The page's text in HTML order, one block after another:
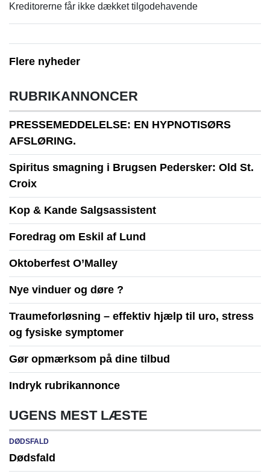
Kreditorerne får ikke dækket tilgodehavende
Flere nyheder
RUBRIKANNONCER
PRESSEMEDDELELSE: EN HYPNOTISØRS
AFSLØRING.
Spiritus smagning i Brugsen Pedersker: Old St.
Croix
Kop & Kande Salgsassistent
Foredrag om Eskil af Lund
Oktoberfest O’Malley
Nye vinduer og døre ?
Traumeforløsning – effektiv hjælp til uro, stress
og fysiske symptomer
Gør opmærksom på dine tilbud
Indryk rubrikannonce
UGENS MEST LÆSTE
DØDSFALD
Dødsfald